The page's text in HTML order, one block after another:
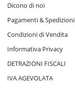
Dicono di noi
Pagamenti & Spedizioni
Condizioni di Vendita
Informativa Privacy
DETRAZIONI FISCALI
IVA AGEVOLATA